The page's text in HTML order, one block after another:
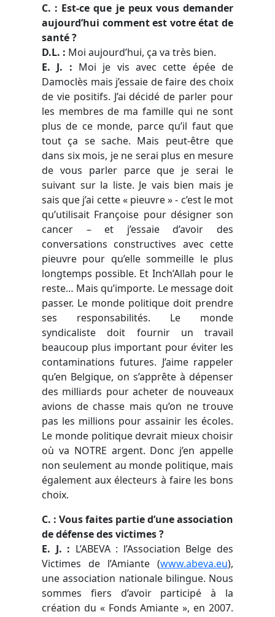
C. : Est-ce que je peux vous demander
aujourd’hui comment est votre état de
santé ?
D.L. : Moi aujourd’hui, ça va très bien.
E. J. : Moi je vis avec cette épée de
Damoclès mais j’essaie de faire des choix
de vie positifs. J’ai décidé de parler pour
les membres de ma famille qui ne sont
plus de ce monde, parce qu’il faut que
tout ça se sache. Mais peut-être que
dans six mois, je ne serai plus en mesure
de vous parler parce que je serai le
suivant sur la liste. Je vais bien mais je
sais que j’ai cette « pieuvre » - c’est le mot
qu’utilisait Françoise pour désigner son
cancer – et j’essaie d’avoir des
conversations constructives avec cette
pieuvre pour qu’elle sommeille le plus
longtemps possible. Et Inch’Allah pour le
reste… Mais qu’importe. Le message doit
passer. Le monde politique doit prendre
ses responsabilités. Le monde
syndicaliste doit fournir un travail
beaucoup plus important pour éviter les
contaminations futures. J’aime rappeler
qu’en Belgique, on s’apprête à dépenser
des milliards pour acheter de nouveaux
avions de chasse mais qu’on ne trouve
pas les millions pour assainir les écoles.
Le monde politique devrait mieux choisir
où va NOTRE argent. Donc j’en appelle
non seulement au monde politique, mais
également aux électeurs à faire les bons
choix.
C. : Vous faites partie d’une association
de défense des victimes ?
E. J. : L’ABEVA : l’Association Belge des
Victimes de l’Amiante (www.abeva.eu),
une association nationale bilingue. Nous
sommes fiers d’avoir participé à la
création du « Fonds Amiante », en 2007.